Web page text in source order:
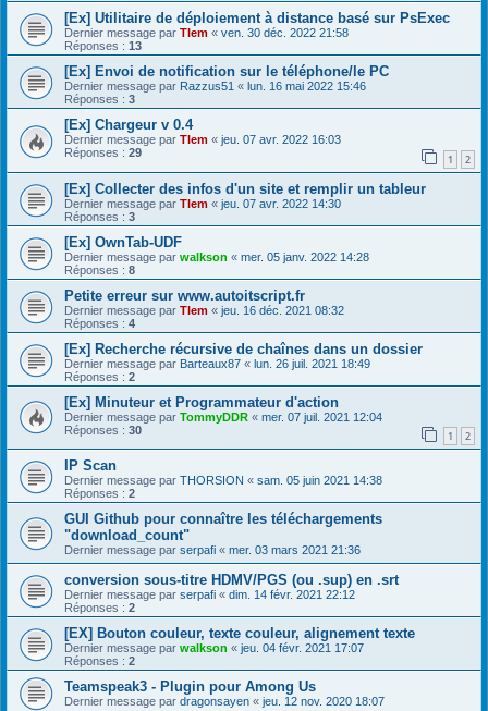
[Ex] Utilitaire de déploiement à distance basé sur PsExec
Dernier message par Tlem « ven. 30 déc. 2022 21:58
Réponses : 13
[Ex] Envoi de notification sur le téléphone/le PC
Dernier message par Razzus51 « lun. 16 mai 2022 15:46
Réponses : 3
[Ex] Chargeur v 0.4
Dernier message par Tlem « jeu. 07 avr. 2022 16:03
Réponses : 29 1 2
[Ex] Collecter des infos d'un site et remplir un tableur
Dernier message par Tlem « jeu. 07 avr. 2022 14:30
Réponses : 3
[Ex] OwnTab-UDF
Dernier message par walkson « mer. 05 janv. 2022 14:28
Réponses : 8
Petite erreur sur www.autoitscript.fr
Dernier message par Tlem « jeu. 16 déc. 2021 08:32
Réponses : 4
[Ex] Recherche récursive de chaînes dans un dossier
Dernier message par Barteaux87 « lun. 26 juil. 2021 18:49
Réponses : 2
[Ex] Minuteur et Programmateur d'action
Dernier message par TommyDDR « mer. 07 juil. 2021 12:04
Réponses : 30 1 2
IP Scan
Dernier message par THORSION « sam. 05 juin 2021 14:38
Réponses : 2
GUI Github pour connaître les téléchargements
"download_count"
Dernier message par serpafi « mer. 03 mars 2021 21:36
conversion sous-titre HDMV/PGS (ou .sup) en .srt
Dernier message par serpafi « dim. 14 févr. 2021 22:12
Réponses : 2
[EX] Bouton couleur, texte couleur, alignement texte
Dernier message par walkson « jeu. 04 févr. 2021 17:07
Réponses : 2
Teamspeak3 - Plugin pour Among Us
Dernier message par dragonsayen « jeu. 12 nov. 2020 18:07